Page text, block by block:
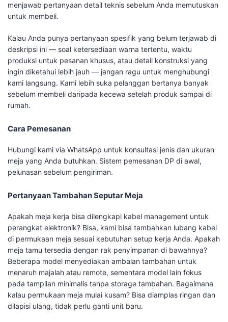
menjawab pertanyaan detail teknis sebelum Anda memutuskan
untuk membeli.
Kalau Anda punya pertanyaan spesifik yang belum terjawab di
deskripsi ini — soal ketersediaan warna tertentu, waktu
produksi untuk pesanan khusus, atau detail konstruksi yang
ingin diketahui lebih jauh — jangan ragu untuk menghubungi
kami langsung. Kami lebih suka pelanggan bertanya banyak
sebelum membeli daripada kecewa setelah produk sampai di
rumah.
Cara Pemesanan
Hubungi kami via WhatsApp untuk konsultasi jenis dan ukuran
meja yang Anda butuhkan. Sistem pemesanan DP di awal,
pelunasan sebelum pengiriman.
Pertanyaan Tambahan Seputar Meja
Apakah meja kerja bisa dilengkapi kabel management untuk
perangkat elektronik? Bisa, kami bisa tambahkan lubang kabel
di permukaan meja sesuai kebutuhan setup kerja Anda. Apakah
meja tamu tersedia dengan rak penyimpanan di bawahnya?
Beberapa model menyediakan ambalan tambahan untuk
menaruh majalah atau remote, sementara model lain fokus
pada tampilan minimalis tanpa storage tambahan. Bagaimana
kalau permukaan meja mulai kusam? Bisa diamplas ringan dan
dilapisi ulang, tidak perlu ganti unit baru.